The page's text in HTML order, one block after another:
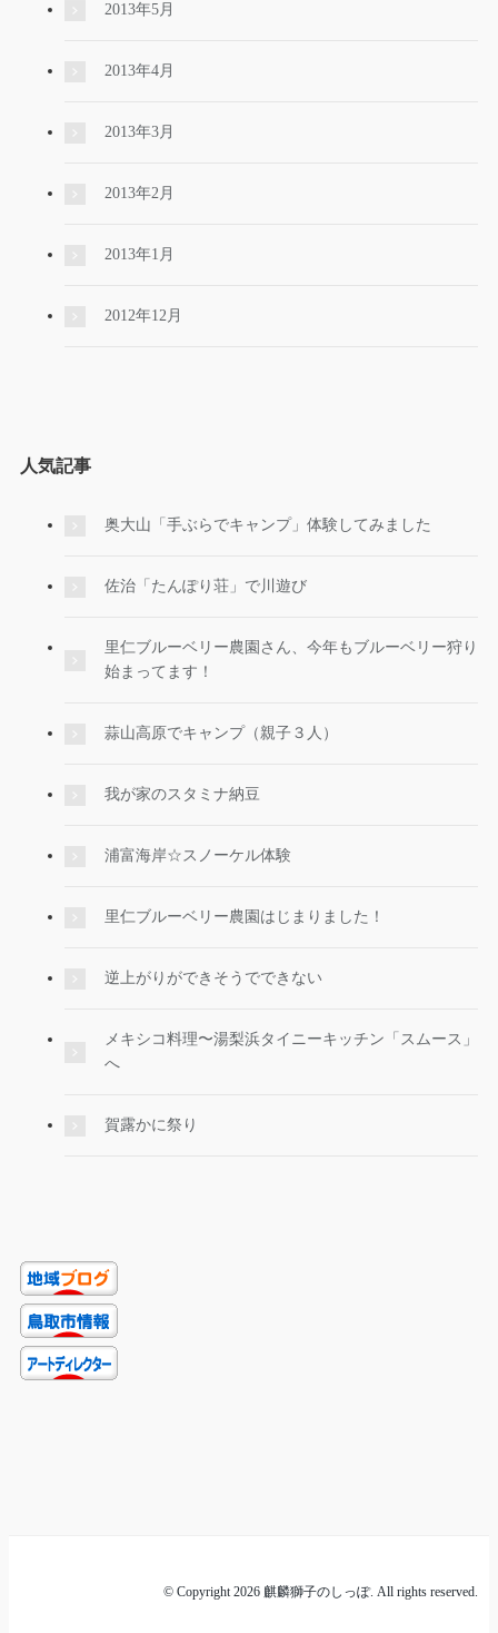
2013年5月
2013年4月
2013年3月
2013年2月
2013年1月
2012年12月
人気記事
奥大山「手ぶらでキャンプ」体験してみました
佐治「たんぽり荘」で川遊び
里仁ブルーベリー農園さん、今年もブルーベリー狩り
始まってます！
蒜山高原でキャンプ（親子３人）
我が家のスタミナ納豆
浦富海岸☆スノーケル体験
里仁ブルーベリー農園はじまりました！
逆上がりができそうでできない
メキシコ料理〜湯梨浜タイニーキッチン「スムース」
へ
賀露かに祭り
© Copyright 2026 麒麟獅子のしっぽ. All rights reserved.